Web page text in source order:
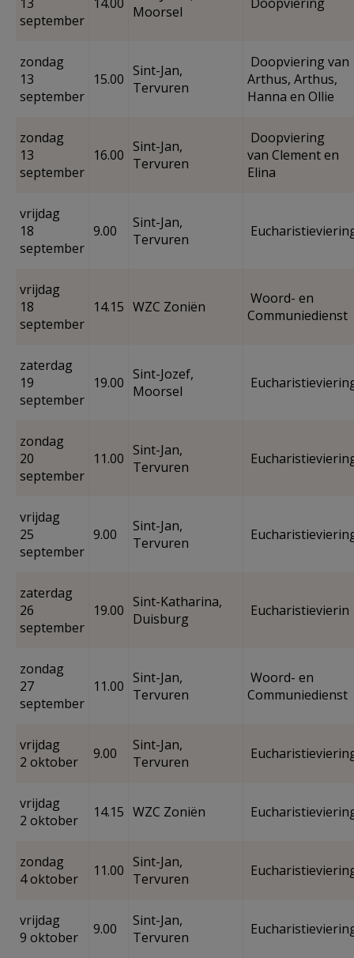
september
Moorsel
zondag
13
september
15.00 Sint-Jan,
Tervuren
Doopviering van
Arthus, Arthus,
Hanna en Ollie
zondag
13
september
16.00 Sint-Jan,
Tervuren
Doopviering
van Clement en
Elina
vrijdag
18
september
9.00
Sint-Jan,
Tervuren
vrijdag
18
september
14.15 WZC Zoniën
Woord- en
Communiedienst
zaterdag
19
september
19.00 Sint-Jozef,
Moorsel
zondag
20
september
11.00 Sint-Jan,
Tervuren
vrijdag
25
september
9.00
Sint-Jan,
Tervuren
zaterdag
26
september
19.00 Sint-Katharina,
Duisburg
Eucharistievierin
zondag
27
september
11.00 Sint-Jan,
Tervuren
Woord- en
Communiedienst
vrijdag
2 oktober
9.00
Sint-Jan,
Tervuren
vrijdag
2 oktober
14.15 WZC Zoniën
zondag
4 oktober
11.00 Sint-Jan,
Tervuren
vrijdag
9 oktober
9.00
Sint-Jan,
Tervuren